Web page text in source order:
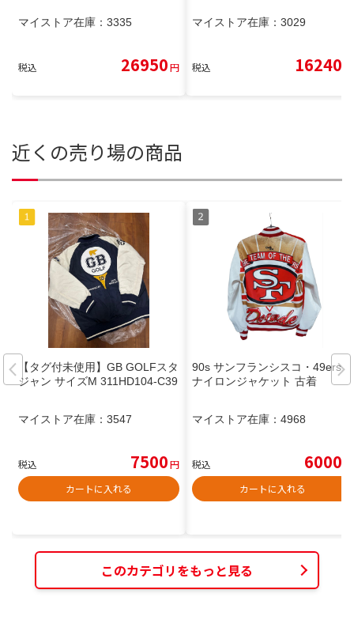
マイストア在庫： 3335
税込 26950円
マイストア在庫： 3029
税込 16240
近くの売り場の商品
【タグ付未使用】GB GOLFスタ
ジャン サイズM 311HD104-C39
マイストア在庫： 3547
税込 7500円
カートに入れる
90s サンフランシスコ・49ers
ナイロンジャケット 古着
マイストア在庫： 4968
税込 6000
カートに入れる
このカテゴリをもっと見る